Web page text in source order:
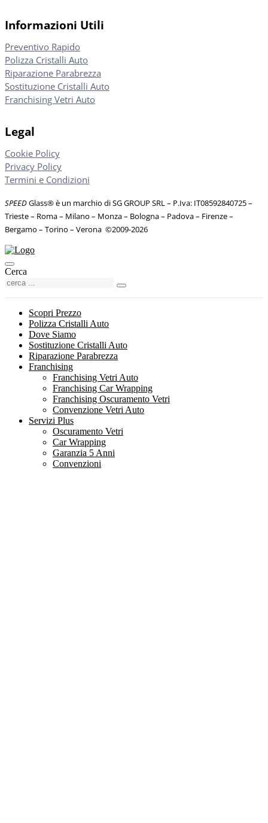
Informazioni Utili
Preventivo Rapido
Polizza Cristalli Auto
Riparazione Parabrezza
Sostituzione Cristalli Auto
Franchising Vetri Auto
Legal
Cookie Policy
Privacy Policy
Termini e Condizioni
SPEEDGlass® è un marchio di SG GROUP SRL – P.Iva: IT08592840725–
Trieste – Roma – Milano – Monza – Bologna – Padova – Firenze –
Bergamo – Torino – Verona ©2009-2026
Cerca
Scopri Prezzo
Polizza Cristalli Auto
Dove Siamo
Sostituzione Cristalli Auto
Riparazione Parabrezza
Franchising
Franchising Vetri Auto
Franchising Car Wrapping
Franchising Oscuramento Vetri
Convenzione Vetri Auto
Servizi Plus
Oscuramento Vetri
Car Wrapping
Garanzia 5 Anni
Convenzioni